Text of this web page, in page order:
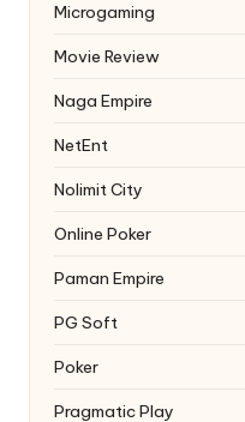
Microgaming
Movie Review
Naga Empire
NetEnt
Nolimit City
Online Poker
Paman Empire
PG Soft
Poker
Pragmatic Play